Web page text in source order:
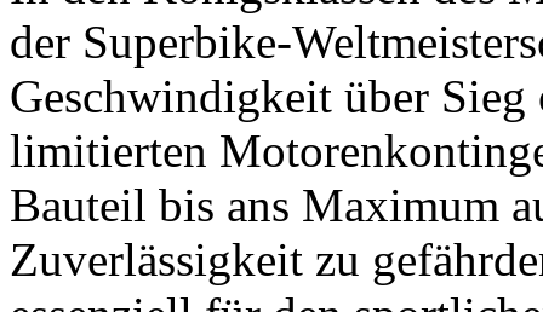
der Superbike-
Geschwindigkeit über
limitierten
Bauteil bis ans Maximum
Zuverlässigkeit zu